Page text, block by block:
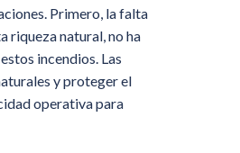
Primero, la falta
riqueza natural, no ha
incendios. Las
y proteger el
operativa para